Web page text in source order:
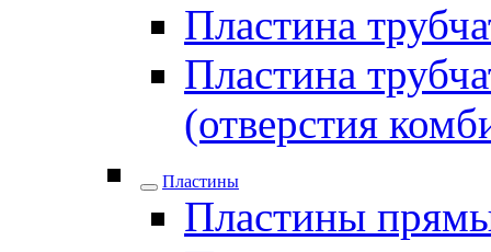
Пластина
Пластина
(отверстия
Пластины
Пластины